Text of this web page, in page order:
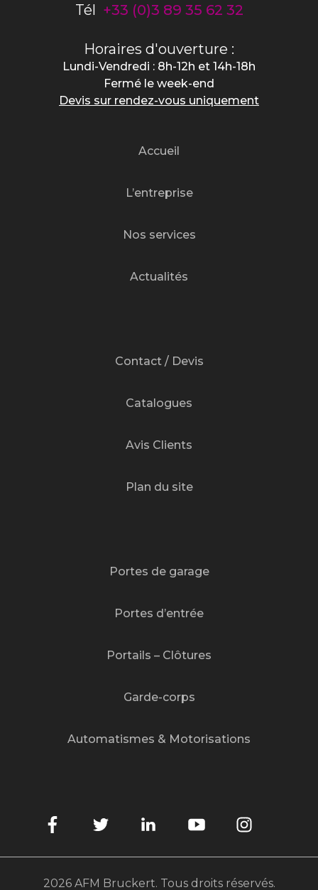
Tél +33 (0)3 89 35 62 32
Horaires d'ouverture :
Lundi-Vendredi : 8h-12h et 14h-18h
Fermé le week-end
Devis sur rendez-vous uniquement
Accueil
L’entreprise
Nos services
Actualités
Contact / Devis
Catalogues
Avis Clients
Plan du site
Portes de garage
Portes d’entrée
Portails – Clôtures
Garde-corps
Automatismes & Motorisations
2026 AFM Bruckert. Tous droits réservés.